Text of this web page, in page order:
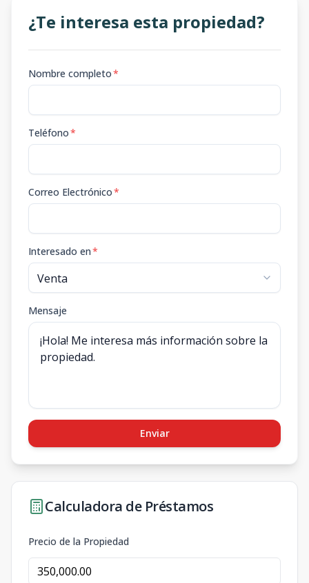
¿Te interesa esta propiedad?
Nombre completo*
Teléfono*
Correo Electrónico*
Interesado en*
Mensaje
Enviar
Calculadora de Préstamos
Precio de la Propiedad